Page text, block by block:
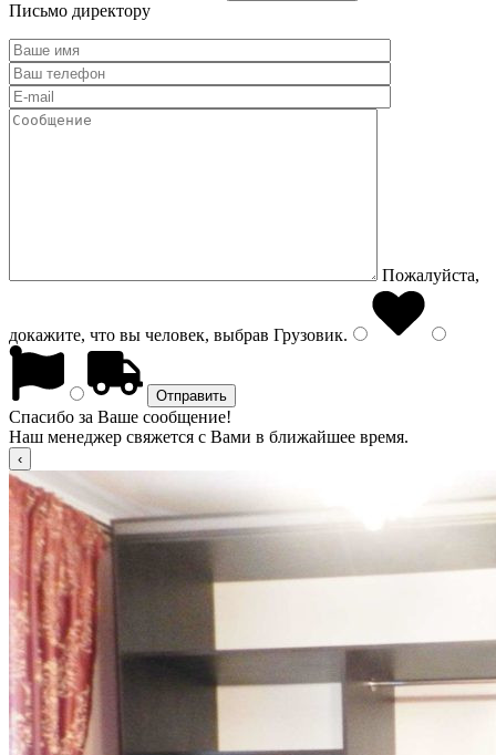
Письмо директору
Пожалуйста,
докажите, что вы человек, выбрав Грузовик.
Спасибо за Ваше сообщение!
Наш менеджер свяжется с Вами в ближайшее время.